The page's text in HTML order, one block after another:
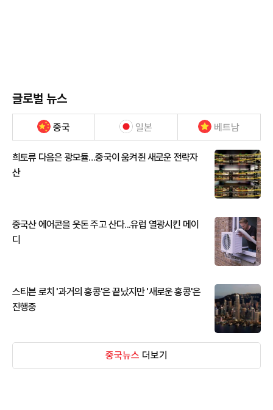
글로벌 뉴스
중국 일본 베트남
희토류 다음은 광모듈…중국이 움켜쥔 새로운 전략자
산
중국산 에어콘을 웃돈 주고 산다...유럽 열광시킨 메이
디
스티븐 로치 '과거의 홍콩'은 끝났지만 '새로운 홍콩'은
진행중
중국뉴스 더보기